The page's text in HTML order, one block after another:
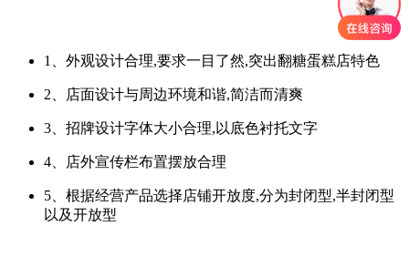
1、外观设计合理,要求一目了然,突出翻糖蛋糕店特色
2、店面设计与周边环境和谐,简洁而清爽
3、招牌设计字体大小合理,以底色衬托文字
4、店外宣传栏布置摆放合理
5、根据经营产品选择店铺开放度,分为封闭型,半封闭型
以及开放型